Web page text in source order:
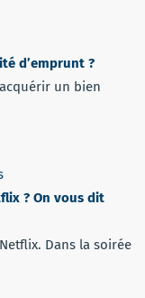
d’emprunt ?
un bien
? On vous dit
Dans la soirée